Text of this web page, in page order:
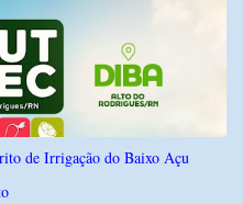
percentuais e nível de
RN-09520/2026
de Irrigação do Baixo Açu